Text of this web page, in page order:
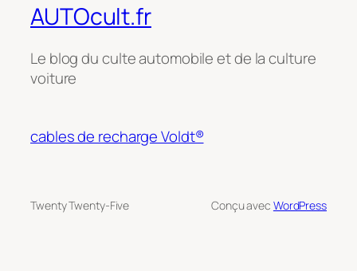
AUTOcult.fr
Le blog du culte automobile et de la culture
voiture
cables de recharge Voldt®
Twenty Twenty-Five Conçu avec WordPress